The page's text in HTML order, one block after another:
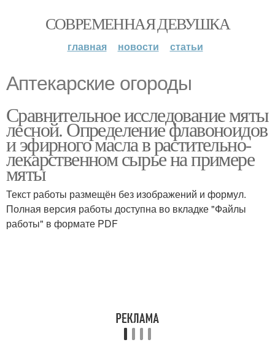
СОВРЕМЕННАЯ ДЕВУШКА
главная новости статьи
Аптекарские огороды
Сравнительное исследование мяты
лесной. Определение флавоноидов
и эфирного масла в растительно-
лекарственном сырье на примере
мяты
Текст работы размещён без изображений и формул.
Полная версия работы доступна во вкладке "Файлы
работы" в формате PDF